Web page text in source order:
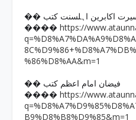
سیرت اکابرین اہلسنت کتب
���� https://
%86%D8%AA&m=1
�� فیضان امام اعظم کتب
���� https://
B9%D8%B8%D9%85&m=1